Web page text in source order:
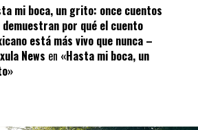
mi boca, un grito: once cuentos
demuestran por qué el cuento
está más vivo que nunca –
News en «Hasta mi boca, un